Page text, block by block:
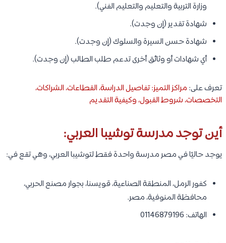
وزارة التربية والتعليم والتعليم الفني).
شهادة تقدير (إن وجدت).
شهادة حسن السيرة والسلوك (إن وجدت).
أي شهادات أو وثائق أخرى تدعم طلب الطالب (إن وجدت).
تعرف على: مراكز التميز: تفاصيل الدراسة، القطاعات، الشراكات،
التخصصات، شروط القبول، وكيفية التقديم
أين توجد مدرسة توشيبا العربي:
يوجد حاليًا في مصر مدرسة واحدة فقط لتوشيبا العربي، وهي تقع في:
كفور الرمل، المنطقة الصناعية، قويسنا، بجوار مصنع الحربي،
محافظة المنوفية، مصر.
الهاتف: 01146879196